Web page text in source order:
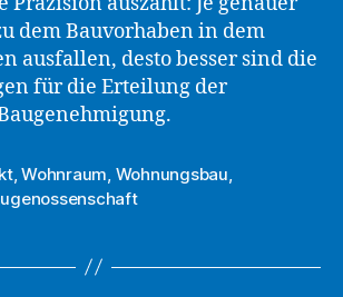
dem Bauvorhaben in dem
ausfallen, desto besser sind die
für die Erteilung der
,Wohnraum Wohnungsbau